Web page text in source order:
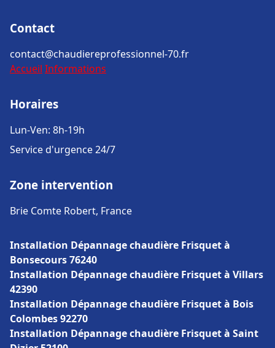
Contact
contact@chaudiereprofessionnel-70.fr
Accueil Informations
Horaires
Lun-Ven: 8h-19h
Service d'urgence 24/7
Zone intervention
Brie Comte Robert, France
Installation Dépannage chaudière Frisquet à
Bonsecours 76240
Installation Dépannage chaudière Frisquet à Villars
42390
Installation Dépannage chaudière Frisquet à Bois
Colombes 92270
Installation Dépannage chaudière Frisquet à Saint